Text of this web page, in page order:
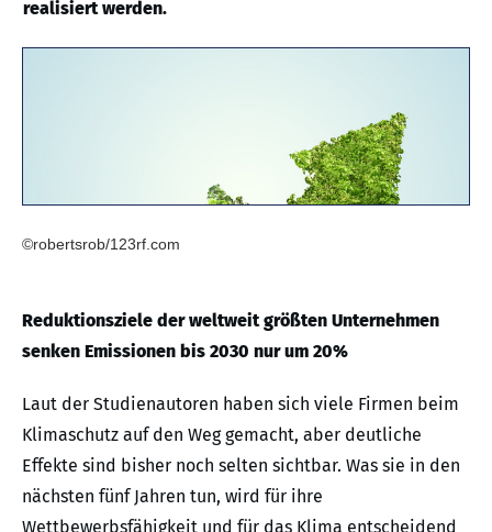
realisiert werden.
©robertsrob/123rf.com
Reduktionsziele der weltweit größten Unternehmen
senken Emissionen bis 2030 nur um 20%
Laut der Studienautoren haben sich viele Firmen beim
Klimaschutz auf den Weg gemacht, aber deutliche
Effekte sind bisher noch selten sichtbar. Was sie in den
nächsten fünf Jahren tun, wird für ihre
Wettbewerbsfähigkeit und für das Klima entscheidend